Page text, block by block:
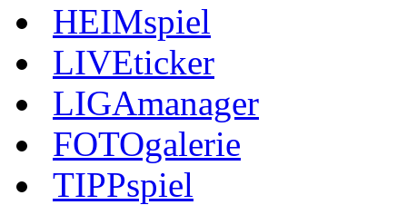
HEIMspiel
LIVEticker
LIGAmanager
FOTOgalerie
TIPPspiel